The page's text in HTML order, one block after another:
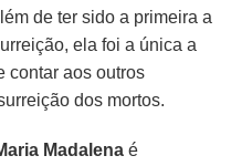
de ter sido a primeira a
ela foi a única a
contar aos outros
dos mortos.
Madalena é